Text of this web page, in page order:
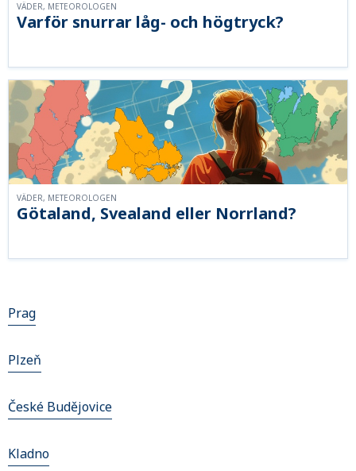
Varför snurrar låg- och högtryck?
VÄDER, METEOROLOGEN
Götaland, Svealand eller Norrland?
VÄDER, METEOROLOGEN
Prag
Plzeň
České Budějovice
Kladno